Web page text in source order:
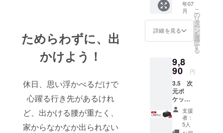
ためらわずに、出
かけよう！
休日、思い浮かべるだけで
心躍る行き先があるけれ
ど、出かける腰が重たく、
家からなかなか出られない
を通じて、
日本とアジ
アの架け橋
を実現する
特に、省エ
ネルギーと
してのLED照
明の提供や
x 10 cm
x 19 cm
0.52KG
・カ
ラー ブ
ラック
材
Oxford
Cloth
・使
用上の
注意事
項 使用
上の注
意事
年07
月
詳細を見る
こ
の
リ
タ
ー
ン
を
選
択
す
る
9,8
90 円
3.5 次
元ポ
ケッ
ト ｘ
１ ・
早早
割
支援
者：
5人